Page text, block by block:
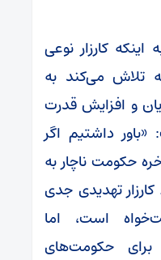
اینکه کارزار نوعی
تلاش می‌کند به
و افزایش قدرت
داشتیم اگر
حکومت ناچار به
تهدیدی جدی
است، اما
حکومت‌های